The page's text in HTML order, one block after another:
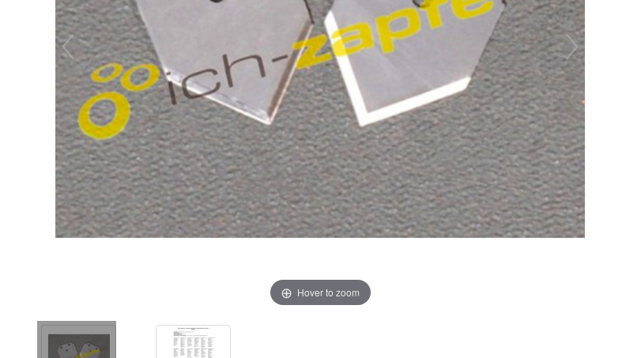
Hover to zoom